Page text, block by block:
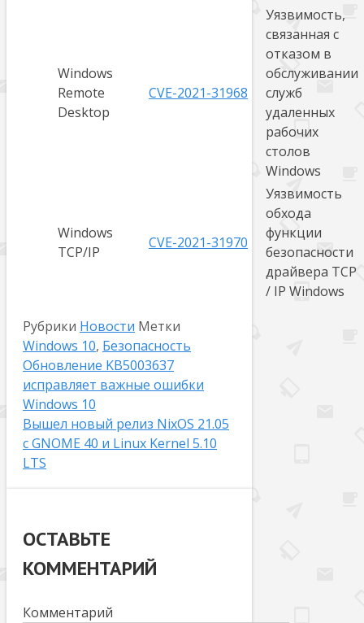
Windows
Remote
Desktop
CVE-2021-31968
Уязвимость,
связанная с
отказом в
обслуживании
служб
удаленных
рабочих
столов
Windows
Windows
TCP/IP
CVE-2021-31970
Уязвимость
обхода
функции
безопасности
драйвера TCP
/ IP Windows
Рубрики Новости Метки
Windows 10, Безопасность
Обновление KB5003637
исправляет важные ошибки
Windows 10
Вышел новый релиз NixOS 21.05
с GNOME 40 и Linux Kernel 5.10
LTS
ОСТАВЬТЕ
КОММЕНТАРИЙ
Комментарий